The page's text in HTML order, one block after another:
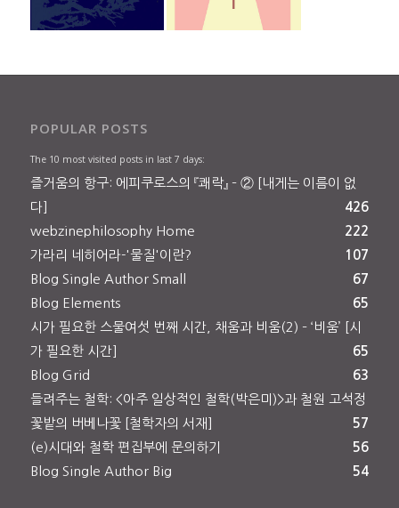
POPULAR POSTS
The 10 most visited posts in last 7 days:
즐거움의 항구: 에피쿠로스의 『쾌락』 – ② [내게는 이름이 없
다]
426
webzinephilosophy Home
222
가라리 네히어라-'물질'이란?
107
Blog Single Author Small
67
Blog Elements
65
시가 필요한 스물여섯 번째 시간, 채움과 비움(2) – ‘비움’ [시
가 필요한 시간]
65
Blog Grid
63
들려주는 철학: <아주 일상적인 철학(박은미)>과 철원 고석정
꽃밭의 버베나꽃 [철학자의 서재]
57
(e)시대와 철학 편집부에 문의하기
56
Blog Single Author Big
54